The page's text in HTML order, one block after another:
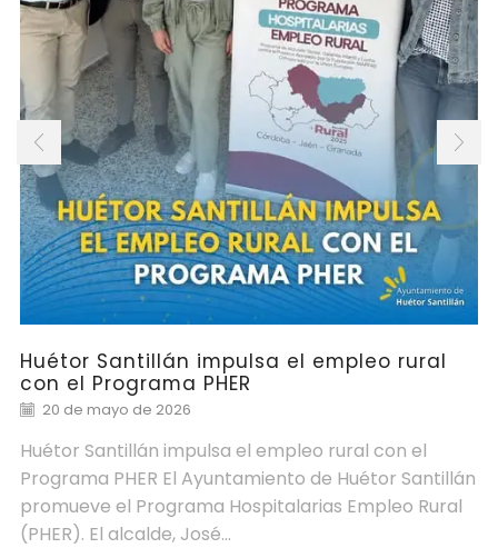
Huétor Santillán impulsa el empleo rural
con el Programa PHER
20 de mayo de 2026
Huétor Santillán impulsa el empleo rural con el
Programa PHER El Ayuntamiento de Huétor Santillán
promueve el Programa Hospitalarias Empleo Rural
(PHER). El alcalde, José...